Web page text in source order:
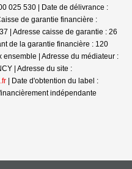
025 530 | Date de délivrance :
de garantie financière :
| Adresse caisse de garantie : 26
de la garantie financière : 120
| Adresse du médiateur :
| Adresse du site :
| Date d'obtention du label :
indépendante